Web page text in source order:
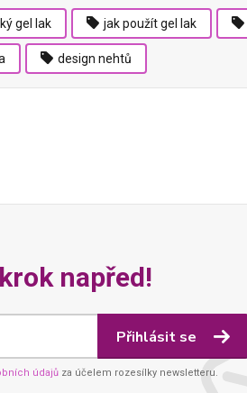
gel lak jak použít gel lak
design nehtů
napřed!
Přihlásit se
údajů za účelem rozesílky newsletteru.